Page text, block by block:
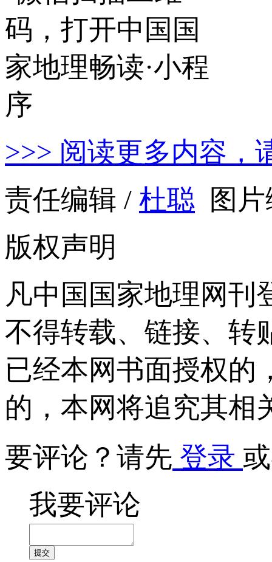
>>> 阅读更多内容，
责任编辑 / 杜聪 图
版权声明
凡中国国家地理网刊
不得转载、链接、转
已经本网书面授权的
的，本网将追究其相
要评论？请先 登录
我要评论